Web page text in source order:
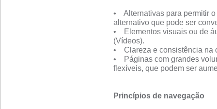
• Alternativas para permitir o
alternativo que pode ser
• Elementos visuais ou de
(Vídeos).
• Clareza e consistência na
• Páginas com grandes
flexíveis, que podem ser
Princípios de navegação